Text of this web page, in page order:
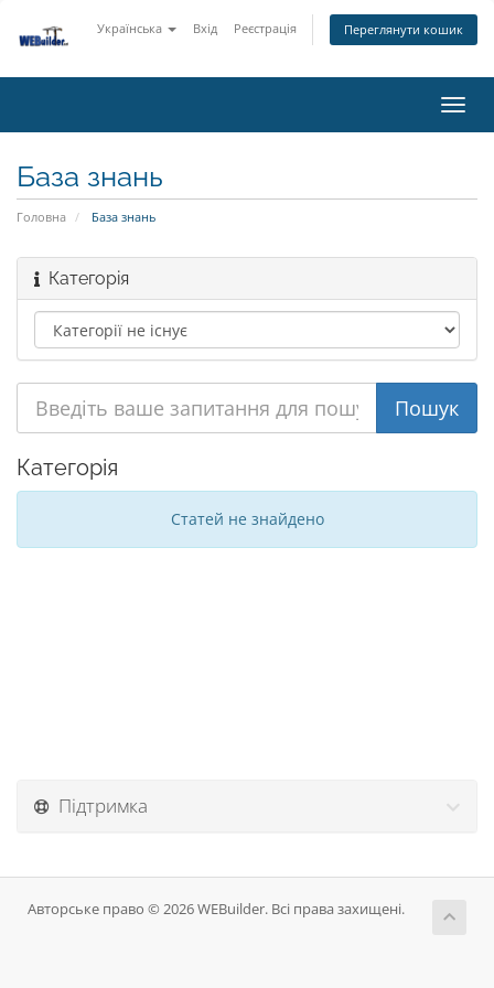
Українська Вхід Реєстрація Переглянути кошик
База знань
Головна База знань
Категорія
Категорія
Статей не знайдено
Підтримка
Авторське право © 2026 WEBuilder. Всі права захищені.